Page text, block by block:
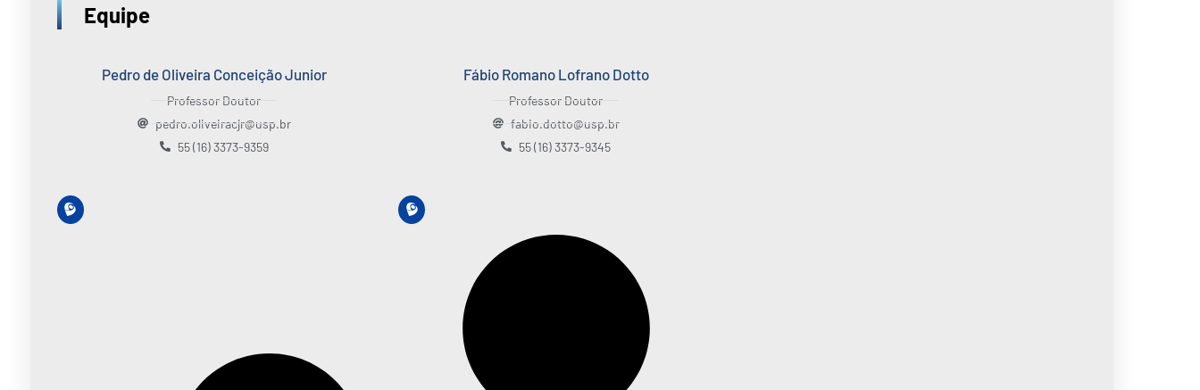
Equipe
Pedro de Oliveira Conceição Junior
Professor Doutor
pedro.oliveiracjr@usp.br
55 (16) 3373-9359
Fábio Romano Lofrano Dotto
Professor Doutor
fabio.dotto@usp.br
55 (16) 3373-9345